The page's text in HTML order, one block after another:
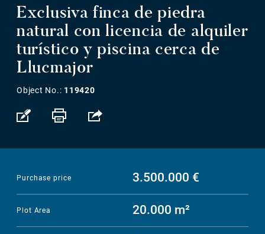
Exclusiva finca de piedra
natural con licencia de alquiler
turístico y piscina cerca de
Llucmajor
Object No.: 119420
3.500.000 €
Purchase price
20.000 m²
Plot Area